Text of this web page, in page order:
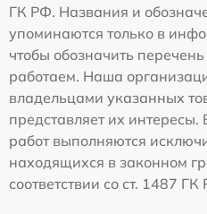
ГК РФ. Названия и
упоминаются только в
чтобы обозначить
работаем. Наша
владельцами указанных
представляет их
работ выполняются
находящихся в законном
соответствии со ст. 1487 ГК